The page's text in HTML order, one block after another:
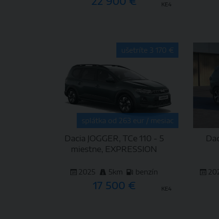
KE4
DETAIL
splátka od 263 eur / mesiac
ušetríte 3 170 €
Dacia JOGGER, TCe 110 - 5
miestne, EXPRESSION
2025 5km benzín
17 500 € KE4